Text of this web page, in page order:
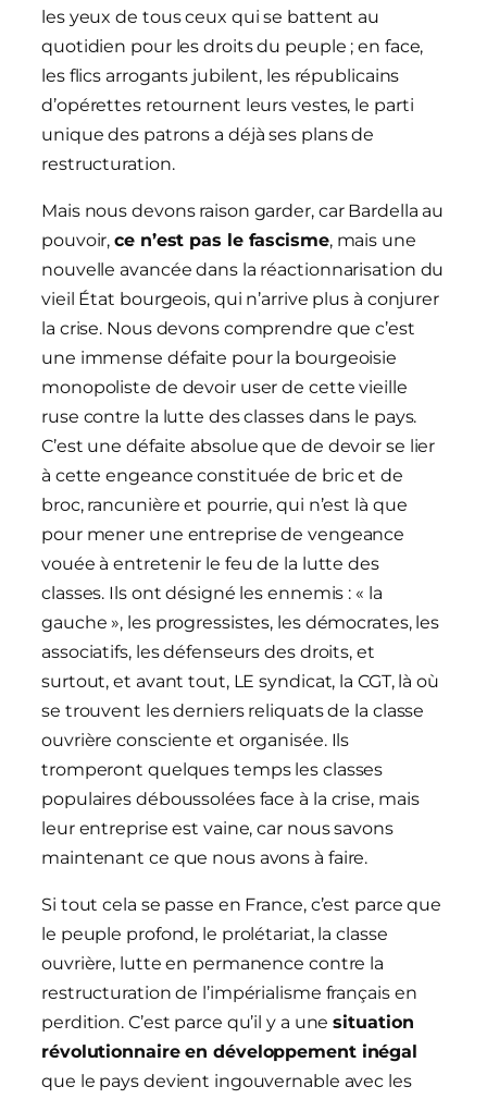
les yeux de tous ceux qui se battent au
quotidien pour les droits du peuple ; en face,
les flics arrogants jubilent, les républicains
d’opérettes retournent leurs vestes, le parti
unique des patrons a déjà ses plans de
restructuration.
Mais nous devons raison garder, car Bardella au
pouvoir,ce n’est pas le fascisme, mais une
nouvelle avancée dans la réactionnarisation du
vieil État bourgeois, qui n’arrive plus à conjurer
la crise. Nous devons comprendre que c’est
une immense défaite pour la bourgeoisie
monopoliste de devoir user de cette vieille
ruse contre la lutte des classes dans le pays.
C’est une défaite absolue que de devoir se lier
à cette engeance constituée de bric et de
broc, rancunière et pourrie, qui n’est là que
pour mener une entreprise de vengeance
vouée à entretenir le feu de la lutte des
classes. Ils ont désigné les ennemis : « la
gauche », les progressistes, les démocrates, les
associatifs, les défenseurs des droits, et
surtout, et avant tout, LE syndicat, la CGT, là où
se trouvent les derniers reliquats de la classe
ouvrière consciente et organisée. Ils
tromperont quelques temps les classes
populaires déboussolées face à la crise, mais
leur entreprise est vaine, car nous savons
maintenant ce que nous avons à faire.
Si tout cela se passe en France, c’est parce que
le peuple profond, le prolétariat, la classe
ouvrière, lutte en permanence contre la
restructuration de l’impérialisme français en
perdition. C’est parce qu’il y a unesituation
révolutionnaire en développement inégal
que le pays devient ingouvernable avec les